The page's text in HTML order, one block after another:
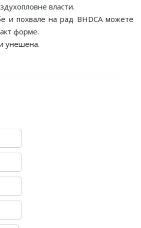
власти.
и похвале на рад BHDCA можете
форме.
унешена.